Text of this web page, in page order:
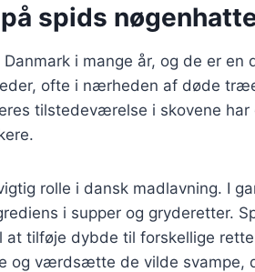
spids
i mange år, og de er en
ofte i nærheden af døde
tilstedeværelse i skovene
rolle i dansk madlavning. I
i supper og gryderetter.
tilføje dybde til forskellige
og værdsætte de vilde svampe,